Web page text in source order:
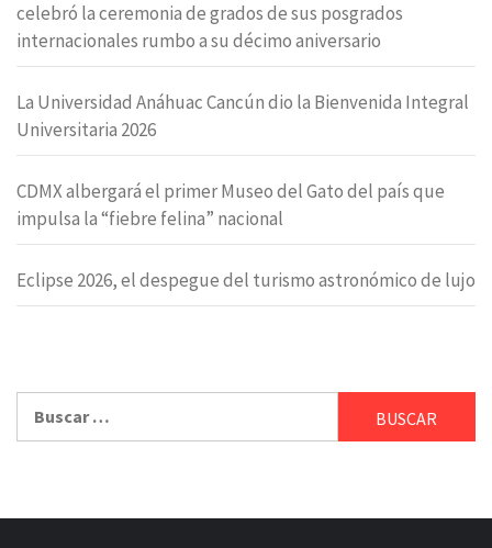
celebró la ceremonia de grados de sus posgrados
internacionales rumbo a su décimo aniversario
La Universidad Anáhuac Cancún dio la Bienvenida Integral
Universitaria 2026
CDMX albergará el primer Museo del Gato del país que
impulsa la “fiebre felina” nacional
Eclipse 2026, el despegue del turismo astronómico de lujo